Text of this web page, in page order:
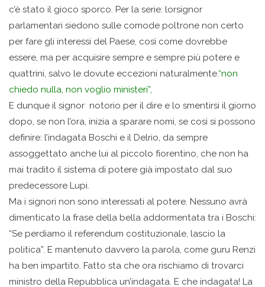
c’è stato il gioco sporco. Per la serie: lorsignor
parlamentari siedono sulle comode poltrone non certo
per fare gli interessi del Paese, così come dovrebbe
essere, ma per acquisire sempre e sempre più potere e
quattrini, salvo le dovute eccezioni naturalmente.“non
chiedo nulla, non voglio ministeri”,
E dunque il signor notorio per il dire e lo smentirsi il giorno
dopo, se non l’ora, inizia a sparare nomi, se così si possono
definire: l’indagata Boschi e il Delrio, da sempre
assoggettato anche lui al piccolo fiorentino, che non ha
mai tradito il sistema di potere già impostato dal suo
predecessore Lupi.
Ma i signori non sono interessati al potere. Nessuno avrà
dimenticato la frase della bella addormentata tra i Boschi:
“Se perdiamo il referendum costituzionale, lascio la
politica”. E mantenuto davvero la parola, come guru Renzi
ha ben impartito. Fatto sta che ora rischiamo di trovarci
ministro della Repubblica un’indagata. E che indagata! La